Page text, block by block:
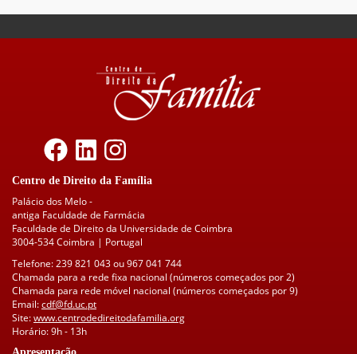
Centro de Direito da Família
Palácio dos Melo -
antiga Faculdade de Farmácia
Faculdade de Direito da Universidade de Coimbra
3004-534 Coimbra | Portugal
Telefone: 239 821 043 ou 967 041 744
Chamada para a rede fixa nacional (números começados por 2)
Chamada para rede móvel nacional (números começados por 9)
Email:cdf@fd.uc.pt
Site:www.centrodedireitodafamilia.org
Horário: 9h - 13h